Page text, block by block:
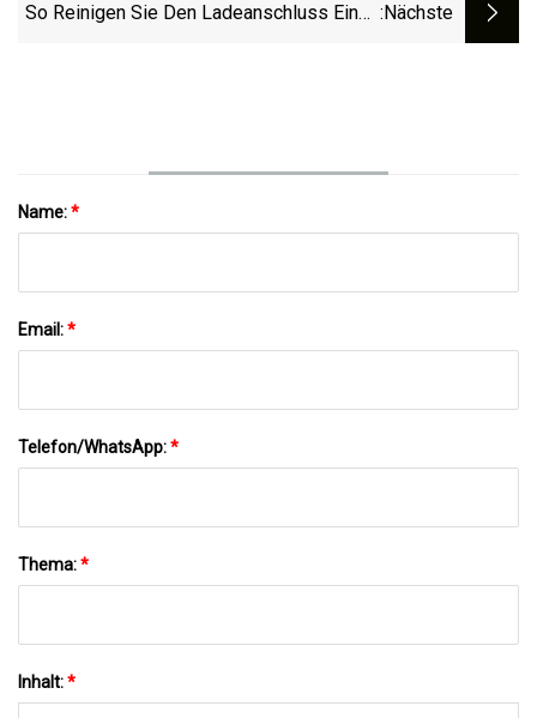
So Reinigen Sie Den Ladeanschluss Eines :nächste
Name:*
Email:*
Telefon/WhatsApp:*
Thema:*
Inhalt:*